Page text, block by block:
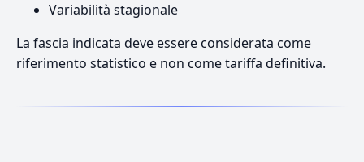
Variabilità stagionale
La fascia indicata deve essere considerata come
riferimento statistico e non come tariffa definitiva.